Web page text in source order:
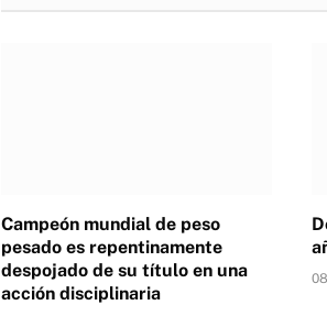
Campeón mundial de peso
pesado es repentinamente
despojado de su título en una
acción disciplinaria